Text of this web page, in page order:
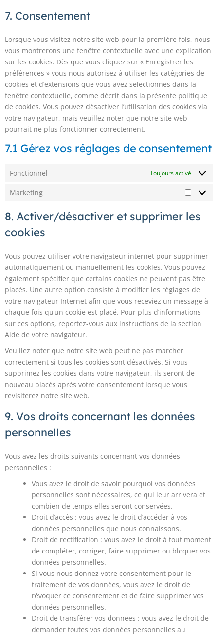
7. Consentement
Lorsque vous visitez notre site web pour la première fois, nous
vous montrerons une fenêtre contextuelle avec une explication
sur les cookies. Dès que vous cliquez sur « Enregistrer les
préférences » vous nous autorisez à utiliser les catégories de
cookies et d’extensions que vous avez sélectionnés dans la
fenêtre contextuelle, comme décrit dans la présente politique
de cookies. Vous pouvez désactiver l’utilisation des cookies via
votre navigateur, mais veuillez noter que notre site web
pourrait ne plus fonctionner correctement.
7.1 Gérez vos réglages de consentement
Fonctionnel Toujours activé
Marketing
8. Activer/désactiver et supprimer les
cookies
Vous pouvez utiliser votre navigateur internet pour supprimer
automatiquement ou manuellement les cookies. Vous pouvez
également spécifier que certains cookies ne peuvent pas être
placés. Une autre option consiste à modifier les réglages de
votre navigateur Internet afin que vous receviez un message à
chaque fois qu’un cookie est placé. Pour plus d’informations
sur ces options, reportez-vous aux instructions de la section
Aide de votre navigateur.
Veuillez noter que notre site web peut ne pas marcher
correctement si tous les cookies sont désactivés. Si vous
supprimez les cookies dans votre navigateur, ils seront de
nouveau placés après votre consentement lorsque vous
revisiterez notre site web.
9. Vos droits concernant les données
personnelles
Vous avez les droits suivants concernant vos données
personnelles :
Vous avez le droit de savoir pourquoi vos données
personnelles sont nécessaires, ce qui leur arrivera et
combien de temps elles seront conservées.
Droit d’accès : vous avez le droit d’accéder à vos
données personnelles que nous connaissons.
Droit de rectification : vous avez le droit à tout moment
de compléter, corriger, faire supprimer ou bloquer vos
données personnelles.
Si vous nous donnez votre consentement pour le
traitement de vos données, vous avez le droit de
révoquer ce consentement et de faire supprimer vos
données personnelles.
Droit de transférer vos données : vous avez le droit de
demander toutes vos données personnelles au